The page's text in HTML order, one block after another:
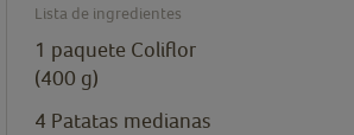
Lista de ingredientes
1 paquete Coliflor
(400 g)
4 Patatas medianas